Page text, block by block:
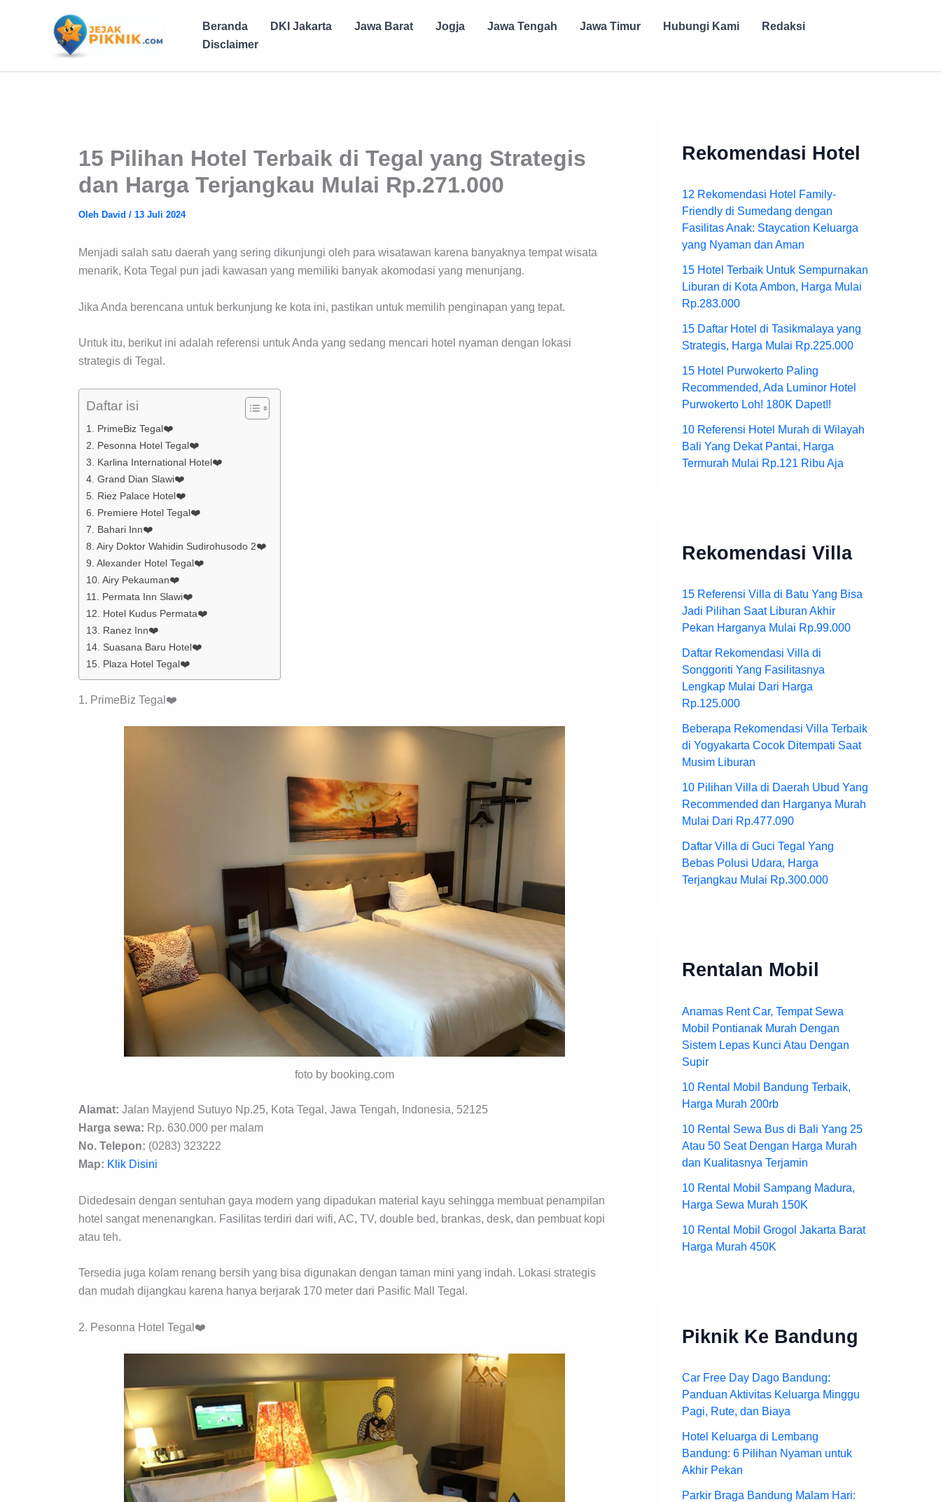
Beranda DKI Jakarta Jawa Barat Jogja Jawa Tengah Jawa Timur Hubungi Kami
Redaksi
Disclaimer
15 Pilihan Hotel Terbaik di Tegal yang Strategis
dan Harga Terjangkau Mulai Rp.271.000
Oleh David / 13 Juli 2024
Menjadi salah satu daerah yang sering dikunjungi oleh para wisatawan karena banyaknya tempat wisata
menarik, Kota Tegal pun jadi kawasan yang memiliki banyak akomodasi yang menunjang.
Jika Anda berencana untuk berkunjung ke kota ini, pastikan untuk memilih penginapan yang tepat.
Untuk itu, berikut ini adalah referensi untuk Anda yang sedang mencari hotel nyaman dengan lokasi
strategis di Tegal.
Daftar isi
1. PrimeBiz Tegal❤️
2. Pesonna Hotel Tegal❤️
3. Karlina International Hotel❤️
4. Grand Dian Slawi❤️
5. Riez Palace Hotel❤️
6. Premiere Hotel Tegal❤️
7. Bahari Inn❤️
8. Airy Doktor Wahidin Sudirohusodo 2❤️
9. Alexander Hotel Tegal❤️
10. Airy Pekauman❤️
11. Permata Inn Slawi❤️
12. Hotel Kudus Permata❤️
13. Ranez Inn❤️
14. Suasana Baru Hotel❤️
15. Plaza Hotel Tegal❤️
1. PrimeBiz Tegal❤️
foto by booking.com
Alamat: Jalan Mayjend Sutuyo Np.25, Kota Tegal, Jawa Tengah, Indonesia, 52125
Harga sewa: Rp. 630.000 per malam
No. Telepon: (0283) 323222
Map: Klik Disini
Didedesain dengan sentuhan gaya modern yang dipadukan material kayu sehingga membuat penampilan
hotel sangat menenangkan. Fasilitas terdiri dari wifi, AC, TV, double bed, brankas, desk, dan pembuat kopi
atau teh.
Tersedia juga kolam renang bersih yang bisa digunakan dengan taman mini yang indah. Lokasi strategis
dan mudah dijangkau karena hanya berjarak 170 meter dari Pasific Mall Tegal.
2. Pesonna Hotel Tegal❤️
Rekomendasi Hotel
12 Rekomendasi Hotel Family-
Friendly di Sumedang dengan
Fasilitas Anak: Staycation Keluarga
yang Nyaman dan Aman
15 Hotel Terbaik Untuk Sempurnakan
Liburan di Kota Ambon, Harga Mulai
Rp.283.000
15 Daftar Hotel di Tasikmalaya yang
Strategis, Harga Mulai Rp.225.000
15 Hotel Purwokerto Paling
Recommended, Ada Luminor Hotel
Purwokerto Loh! 180K Dapet!!
10 Referensi Hotel Murah di Wilayah
Bali Yang Dekat Pantai, Harga
Termurah Mulai Rp.121 Ribu Aja
Rekomendasi Villa
15 Referensi Villa di Batu Yang Bisa
Jadi Pilihan Saat Liburan Akhir
Pekan Harganya Mulai Rp.99.000
Daftar Rekomendasi Villa di
Songgoriti Yang Fasilitasnya
Lengkap Mulai Dari Harga
Rp.125.000
Beberapa Rekomendasi Villa Terbaik
di Yogyakarta Cocok Ditempati Saat
Musim Liburan
10 Pilihan Villa di Daerah Ubud Yang
Recommended dan Harganya Murah
Mulai Dari Rp.477.090
Daftar Villa di Guci Tegal Yang
Bebas Polusi Udara, Harga
Terjangkau Mulai Rp.300.000
Rentalan Mobil
Anamas Rent Car, Tempat Sewa
Mobil Pontianak Murah Dengan
Sistem Lepas Kunci Atau Dengan
Supir
10 Rental Mobil Bandung Terbaik,
Harga Murah 200rb
10 Rental Sewa Bus di Bali Yang 25
Atau 50 Seat Dengan Harga Murah
dan Kualitasnya Terjamin
10 Rental Mobil Sampang Madura,
Harga Sewa Murah 150K
10 Rental Mobil Grogol Jakarta Barat
Harga Murah 450K
Piknik Ke Bandung
Car Free Day Dago Bandung:
Panduan Aktivitas Keluarga Minggu
Pagi, Rute, dan Biaya
Hotel Keluarga di Lembang
Bandung: 6 Pilihan Nyaman untuk
Akhir Pekan
Parkir Braga Bandung Malam Hari: